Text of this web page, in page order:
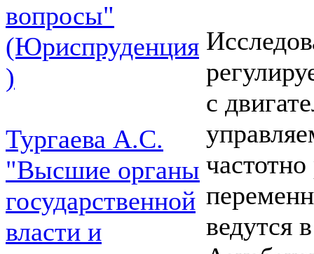
вопросы"
(Юриспруденция
)
Тургаева А.С.
"Высшие органы
государственной
власти и
с